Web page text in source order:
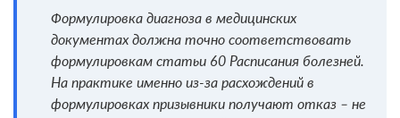
Формулировка диагноза в медицинских
документах должна точно соответствовать
формулировкам статьи 60 Расписания болезней.
На практике именно из-за расхождений в
формулировках призывники получают отказ – не